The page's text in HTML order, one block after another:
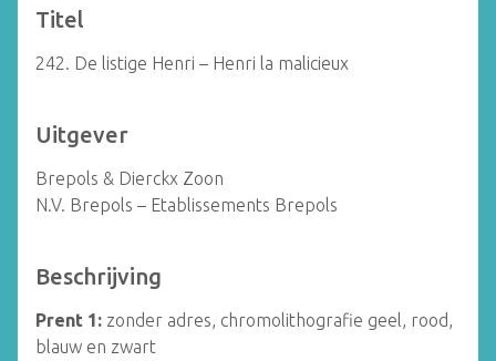
Titel
242. De listige Henri – Henri la malicieux
Uitgever
Brepols & Dierckx Zoon
N.V. Brepols – Etablissements Brepols
Beschrijving
Prent 1: zonder adres, chromolithografie geel, rood,
blauw en zwart